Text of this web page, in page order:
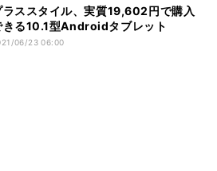
ラススタイル、実質19,602円で購入
きる10.1型Androidタブレット
06/23 06:00